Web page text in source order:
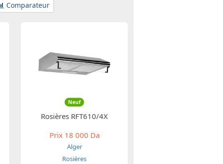
Comparateur
Neuf
Rosières RFT610/4X
Prix18 000 Da
Alger
Rosières